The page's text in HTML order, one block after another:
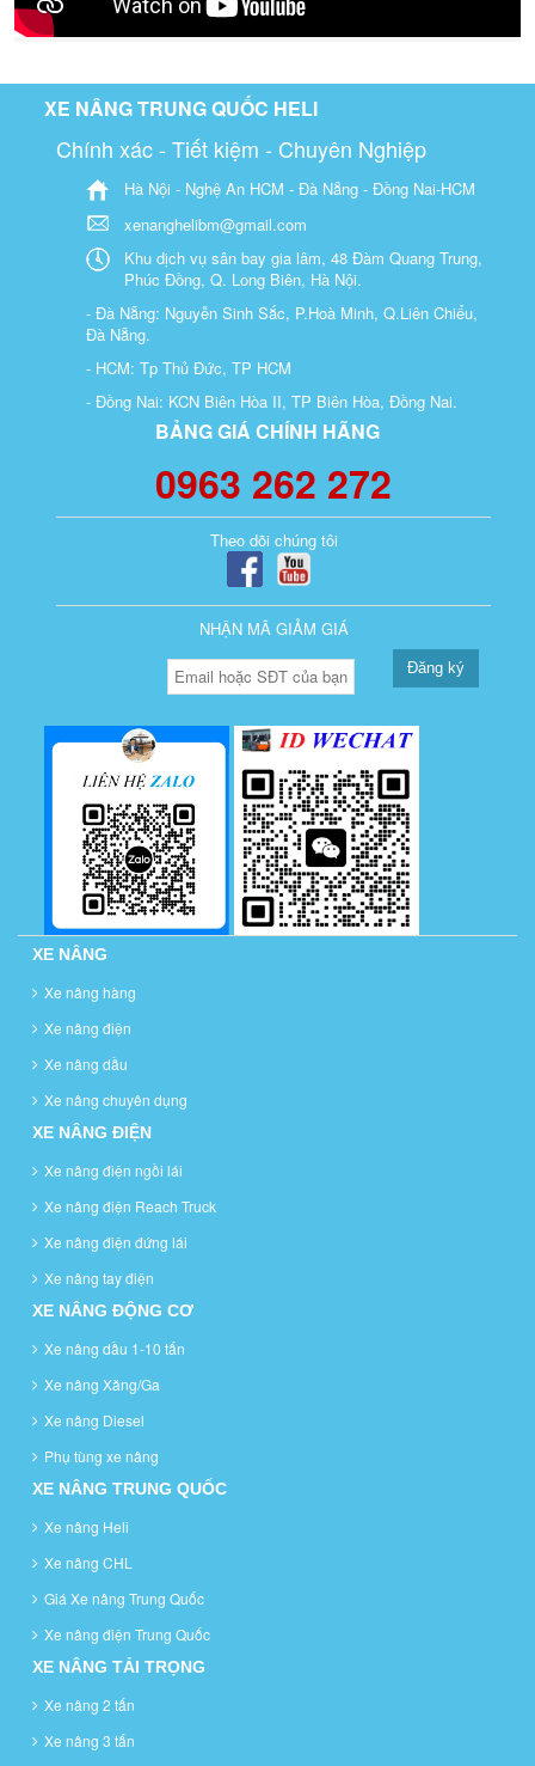
XE NÂNG TRUNG QUỐC HELI
Chính xác - Tiết kiệm - Chuyên Nghiệp
Hà Nội - Nghệ An HCM - Đà Nẵng - Đồng Nai-HCM
xenanghelibm@gmail.com
Khu dịch vụ sân bay gia lâm, 48 Đàm Quang Trung,
Phúc Đồng, Q. Long Biên, Hà Nội.
- Đà Nẵng: Nguyễn Sinh Sắc, P.Hoà Minh, Q.Liên Chiểu,
Đà Nẵng.
- HCM: Tp Thủ Đức, TP HCM
- Đồng Nai: KCN Biên Hòa II, TP Biên Hòa, Đồng Nai.
BẢNG GIÁ CHÍNH HÃNG
0963 262 272
Theo dõi chúng tôi
NHẬN MÃ GIẢM GIÁ
Đăng ký
XE NÂNG
Xe nâng hàng
Xe nâng điện
Xe nâng dầu
Xe nâng chuyên dụng
XE NÂNG ĐIỆN
Xe nâng điện ngồi lái
Xe nâng điện Reach Truck
Xe nâng điện đứng lái
Xe nâng tay điện
XE NÂNG ĐỘNG CƠ
Xe nâng dầu 1-10 tấn
Xe nâng Xăng/Ga
Xe nâng Diesel
Phụ tùng xe nâng
XE NÂNG TRUNG QUỐC
Xe nâng Heli
Xe nâng CHL
Giá Xe nâng Trung Quốc
Xe nâng điện Trung Quốc
XE NÂNG TẢI TRỌNG
Xe nâng 2 tấn
Xe nâng 3 tấn